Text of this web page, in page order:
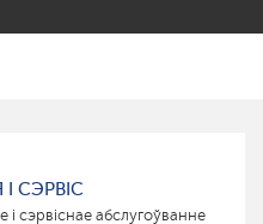
СЭРВІС
і сэрвіснае абслугоўванне